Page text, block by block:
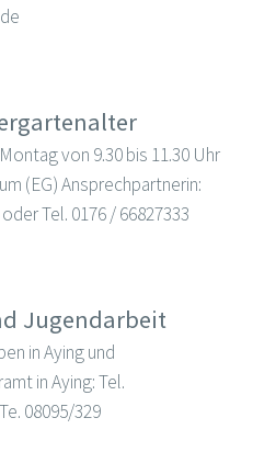
von 9.30 bis 11.30 Uhr
(EG) Ansprechpartnerin:
Tel. 0176 / 66827333
Jugendarbeit
in Aying und
in Aying: Tel.
08095/329